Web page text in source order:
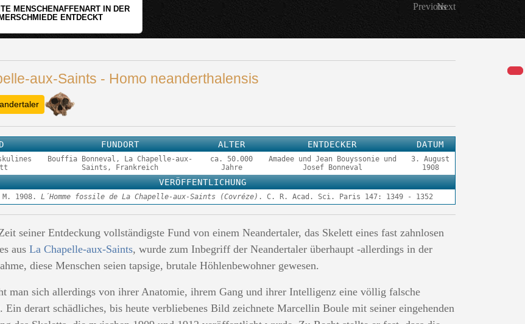
DEN GRÖSSTEN GRABHÜGEL? PreviousNext
aux-Saints - Homo neanderthalensis
FUNDORT ALTER ENTDECKER DATUM
Bouffia Bonneval, La Chapelle-aux-
Saints, Frankreich
ca. 50.000
Jahre
Amadee und Jean Bouyssonie und
Josef Bonneval
3. August
1908
VERÖFFENTLICHUNG
1908. L´Homme fossile de La Chapelle-aux-Saints (Covréze) . C. R. Acad. Sci. Paris 147: 1349 - 1352
seiner Entdeckung vollständigste Fund von einem Neandertaler, das Skelett eines fast zahnlosen
aus La Chapelle-aux-Saints, wurde zum Inbegriff der Neandertaler überhaupt -allerdings in der
diese Menschen seien tapsige, brutale Höhlenbewohner gewesen.
man sich allerdings von ihrer Anatomie, ihrem Gang und ihrer Intelligenz eine völlig falsche
Ein derart schädliches, bis heute verbliebenes Bild zeichnete Marcellin Boule mit seiner eingehenden